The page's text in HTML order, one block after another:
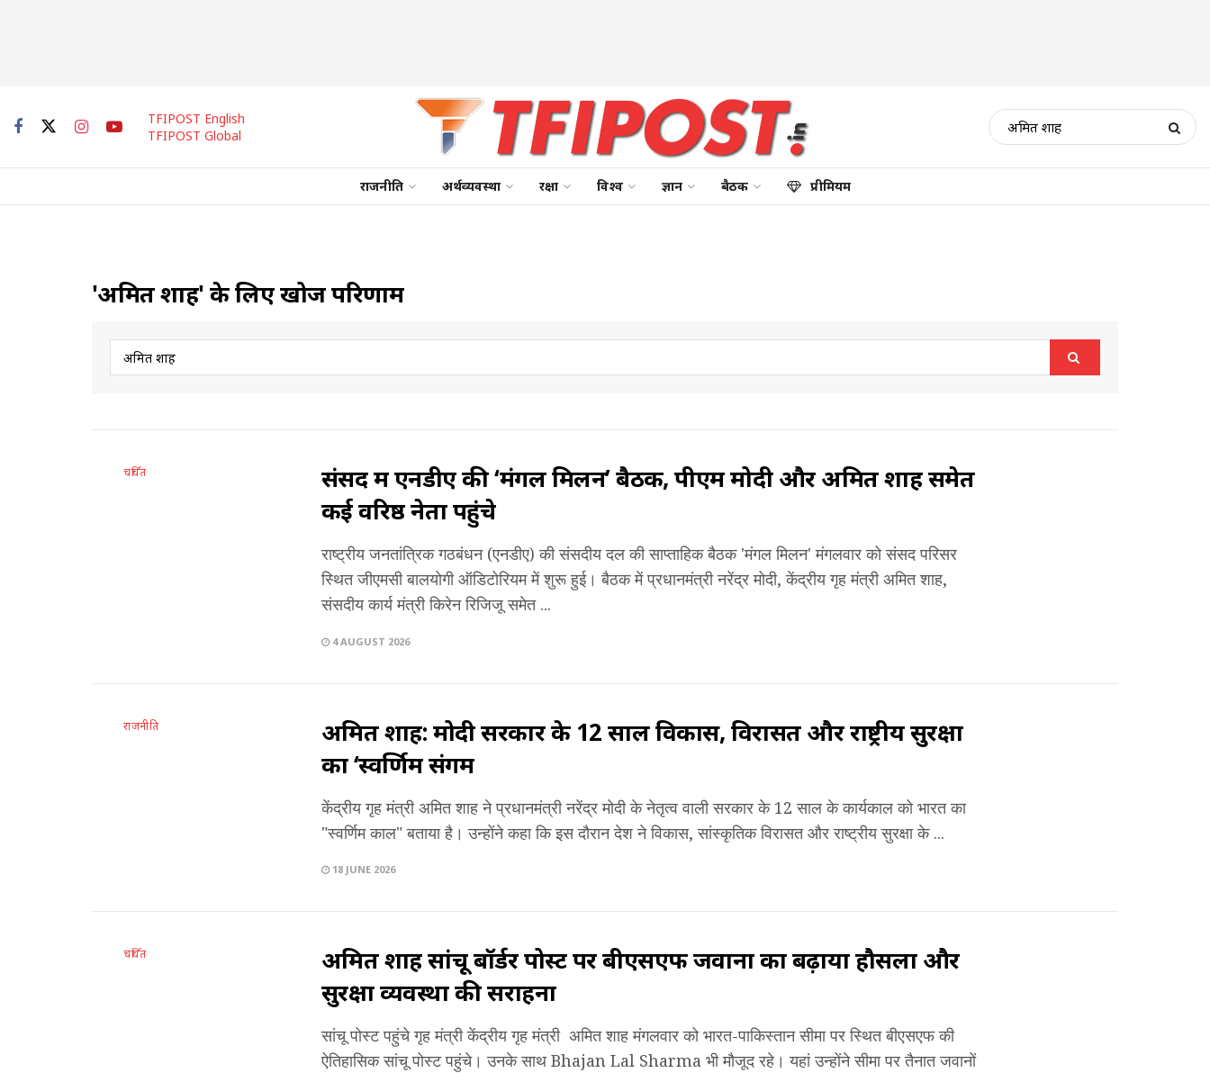
TFIPOST English
TFIPOST Global
राजनीति अर्थव्यवस्था रक्षा विश्व ज्ञान बैठक प्रीमियम
'अमित शाह' के लिए खोज परिणाम
चर्चित
संसद में एनडीए की ‘मंगल मिलन’ बैठक, पीएम मोदी और अमित शाह समेत
कई वरिष्ठ नेता पहुंचे
राष्ट्रीय जनतांत्रिक गठबंधन (एनडीए) की संसदीय दल की साप्ताहिक बैठक 'मंगल मिलन' मंगलवार को संसद परिसर
स्थित जीएमसी बालयोगी ऑडिटोरियम में शुरू हुई। बैठक में प्रधानमंत्री नरेंद्र मोदी, केंद्रीय गृह मंत्री अमित शाह,
संसदीय कार्य मंत्री किरेन रिजिजू समेत ...
4 AUGUST 2026
राजनीति
अमित शाह: मोदी सरकार के 12 साल विकास, विरासत और राष्ट्रीय सुरक्षा
का ‘स्वर्णिम संगम
केंद्रीय गृह मंत्री अमित शाह ने प्रधानमंत्री नरेंद्र मोदी के नेतृत्व वाली सरकार के 12 साल के कार्यकाल को भारत का
"स्वर्णिम काल" बताया है। उन्होंने कहा कि इस दौरान देश ने विकास, सांस्कृतिक विरासत और राष्ट्रीय सुरक्षा के ...
18 JUNE 2026
चर्चित
अमित शाह सांचू बॉर्डर पोस्ट पर बीएसएफ जवानों का बढ़ाया हौसला और
सुरक्षा व्यवस्था की सराहना
सांचू पोस्ट पहुंचे गृह मंत्री केंद्रीय गृह मंत्री अमित शाह मंगलवार को भारत-पाकिस्तान सीमा पर स्थित बीएसएफ की
ऐतिहासिक सांचू पोस्ट पहुंचे। उनके साथ Bhajan Lal Sharma भी मौजूद रहे। यहां उन्होंने सीमा पर तैनात जवानों